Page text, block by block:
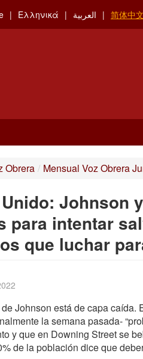
Ελληνικά العربية 简体中文
Obrera / Mensual Voz Obrera
Johnson
para intentar
que luchar
Johnson está de capa caída.
la semana pasada-
y que en Downing Street se
de la población dice que